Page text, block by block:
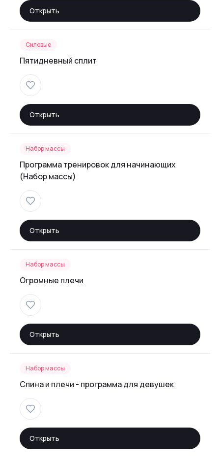
Открыть
Силовые
Пятидневный сплит
Открыть
Набор массы
Программа тренировок для начинающих
(Набор массы)
Открыть
Набор массы
Огромные плечи
Открыть
Набор массы
Спина и плечи - программа для девушек
Открыть